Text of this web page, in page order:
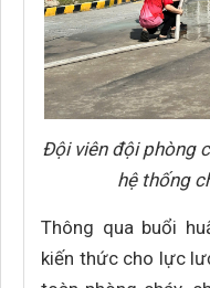
Đội viên đội phòng
hệ thống
Thông qua buổi
kiến thức cho lực